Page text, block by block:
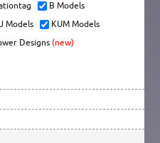
B Models
Models
KUM Models
Designs (new)